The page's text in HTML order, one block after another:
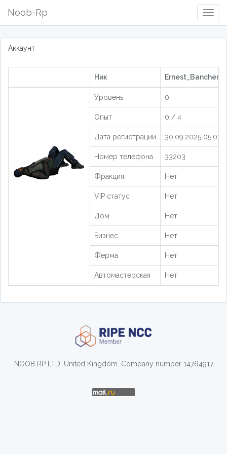
Noob-Rp
Аккаунт
Ник
Уровень 0
Опыт 0 / 4
Дата регистрации 30.09.2025
Номер телефона 33203
Фракция Нет
VIP статус Нет
Дом Нет
Бизнес Нет
Ферма Нет
Автомастерская Нет
NOOB RP LTD, United Kingdom. Company number 14764917